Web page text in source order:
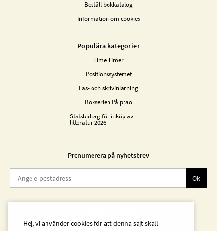
Beställ bokkatalog
Information om cookies
Populära kategorier
Time Timer
Positionssystemet
Läs- och skrivinlärning
Bokserien På prao
Statsbidrag för inköp av
litteratur 2026
Prenumerera på nyhetsbrev
Ok
Hej, vi använder cookies för att denna sajt skall